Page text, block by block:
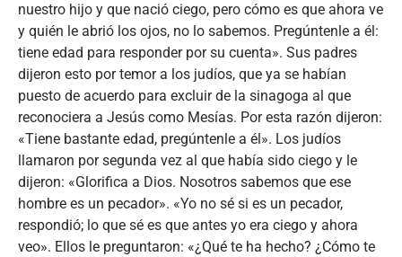
nuestro hijo y que nació ciego, pero cómo es que ahora ve
y quién le abrió los ojos, no lo sabemos. Pregúntenle a él:
tiene edad para responder por su cuenta». Sus padres
dijeron esto por temor a los judíos, que ya se habían
puesto de acuerdo para excluir de la sinagoga al que
reconociera a Jesús como Mesías. Por esta razón dijeron:
«Tiene bastante edad, pregúntenle a él». Los judíos
llamaron por segunda vez al que había sido ciego y le
dijeron: «Glorifica a Dios. Nosotros sabemos que ese
hombre es un pecador». «Yo no sé si es un pecador,
respondió; lo que sé es que antes yo era ciego y ahora
veo». Ellos le preguntaron: «¿Qué te ha hecho? ¿Cómo te